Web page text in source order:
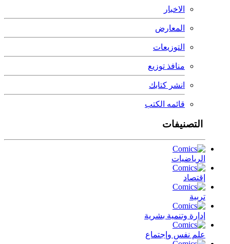
الاخبار
المعارض
التوزيعات
منافذ توزيع
انشر كتابك
قائمه الكتب
التصنيفات
الرياضيات
إقتصاد
تربية
إدارة وتنمية بشرية
علم نفس وإجتماع